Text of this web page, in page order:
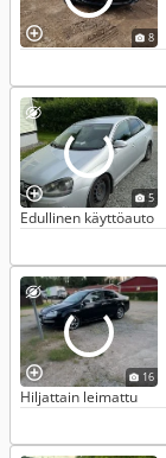
8
5
Edullinen käyttöauto
16
Hiljattain leimattu